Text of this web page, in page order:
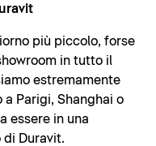
più piccolo, forse
in tutto il
estremamente
Parigi, Shanghai o
essere in una
Duravit.